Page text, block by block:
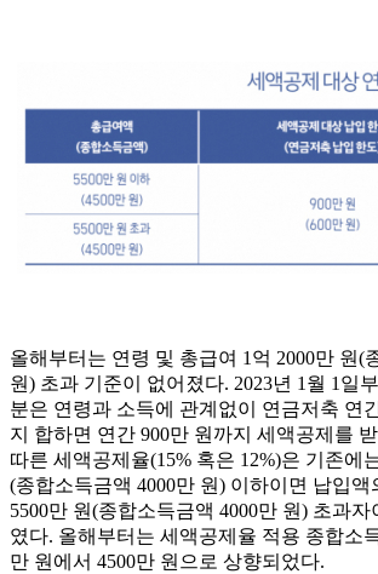
올해부터는 연령 및 총급여 1억 2000만 원(
원) 초과 기준이 없어졌다. 2023년 1월 1일
분은 연령과 소득에 관계없이 연금저축 연
지 합하면 연간 900만 원까지 세액공제를
따른 세액공제율(15% 혹은 12%)은 기존에
(종합소득금액 4000만 원) 이하이면 납입액
5500만 원(종합소득금액 4000만 원) 초과
였다. 올해부터는 세액공제율 적용 종합소
만 원에서 4500만 원으로 상향되었다.